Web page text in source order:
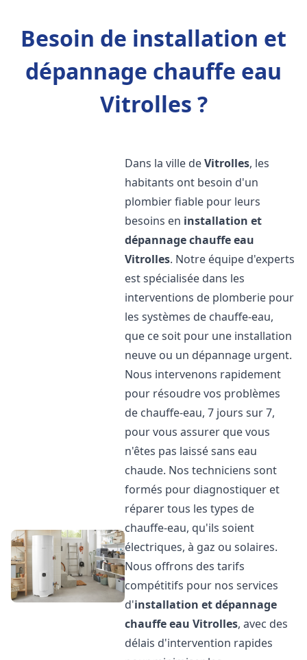
Besoin de installation et
dépannage chauffe eau
Vitrolles ?
Dans la ville deVitrolles, les
habitants ont besoin d'un
plombier fiable pour leurs
besoins en installation et
dépannage chauffe eau
Vitrolles. Notre équipe d'experts
est spécialisée dans les
interventions de plomberie pour
les systèmes de chauffe-eau,
que ce soit pour une installation
neuve ou un dépannage urgent.
Nous intervenons rapidement
pour résoudre vos problèmes
de chauffe-eau, 7 jours sur 7,
pour vous assurer que vous
n'êtes pas laissé sans eau
chaude. Nos techniciens sont
formés pour diagnostiquer et
réparer tous les types de
chauffe-eau, qu'ils soient
électriques, à gaz ou solaires.
Nous offrons des tarifs
compétitifs pour nos services
d'installation et dépannage
chauffe eau Vitrolles, avec des
délais d'intervention rapides